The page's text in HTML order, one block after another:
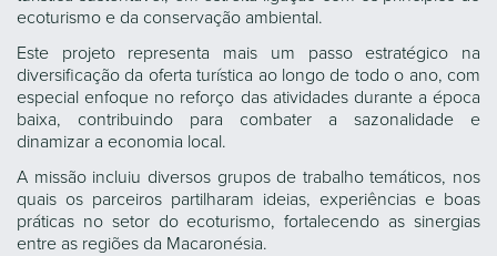
ecoturismo e da conservação ambiental.
Este projeto representa mais um passo estratégico na
diversificação da oferta turística ao longo de todo o ano, com
especial enfoque no reforço das atividades durante a época
baixa, contribuindo para combater a sazonalidade e
dinamizar a economia local.
A missão incluiu diversos grupos de trabalho temáticos, nos
quais os parceiros partilharam ideias, experiências e boas
práticas no setor do ecoturismo, fortalecendo as sinergias
entre as regiões da Macaronésia.